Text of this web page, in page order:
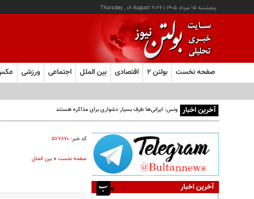
پنجشنبه ۱۵ مرداد ۱۴۰۵ |
Thursday , 06 August 2026
صفحه نخست بولتن ۲ اقتصادی بین الملل اجتماعی ورزشی
آخرین اخبار ونس: ایرانی‌ها طرف بسیار دشواری برای مذاکره هستند
کد خبر: ۵۷۷۸۷۰
صفحه نخست»بین الملل
آخرین اخبار